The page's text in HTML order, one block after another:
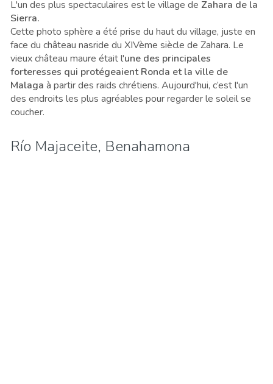
L'un des plus spectaculaires est le village de Zahara de la
Sierra.
Cette photo sphère a été prise du haut du village, juste en
face du château nasride du XIVème siècle de Zahara. Le
vieux château maure était l'une des principales
forteresses qui protégeaient Ronda et la ville de
Malaga à partir des raids chrétiens. Aujourd'hui, c’est l'un
des endroits les plus agréables pour regarder le soleil se
coucher.
Río Majaceite, Benahamona